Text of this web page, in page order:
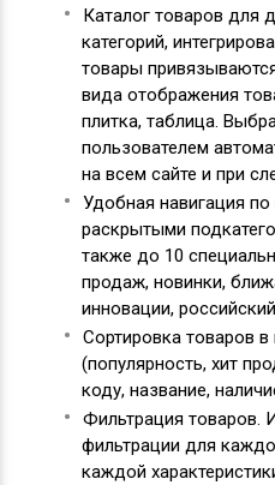
Каталог товаров для
категорий,
товары
вида отображения
плитка, таблица.
пользователем
на всем сайте и при
Удобная навигация
раскрытыми
также до 10
продаж, новинки,
инновации,
Сортировка товаров в
(популярность, хит
коду, название,
Фильтрация товаров.
фильтрации для
каждой